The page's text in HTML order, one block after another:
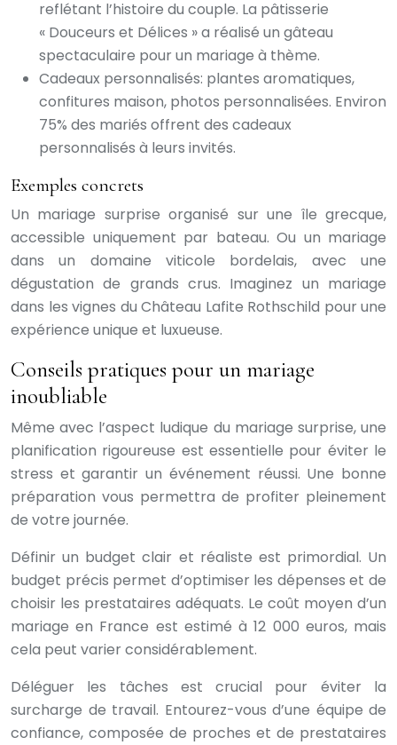
reflétant l’histoire du couple. La pâtisserie
« Douceurs et Délices » a réalisé un gâteau
spectaculaire pour un mariage à thème.
Cadeaux personnalisés: plantes aromatiques,
confitures maison, photos personnalisées. Environ
75% des mariés offrent des cadeaux
personnalisés à leurs invités.
Exemples concrets
Un mariage surprise organisé sur une île grecque,
accessible uniquement par bateau. Ou un mariage
dans un domaine viticole bordelais, avec une
dégustation de grands crus. Imaginez un mariage
dans les vignes du Château Lafite Rothschild pour une
expérience unique et luxueuse.
Conseils pratiques pour un mariage
inoubliable
Même avec l’aspect ludique du mariage surprise, une
planification rigoureuse est essentielle pour éviter le
stress et garantir un événement réussi. Une bonne
préparation vous permettra de profiter pleinement
de votre journée.
Définir un budget clair et réaliste est primordial. Un
budget précis permet d’optimiser les dépenses et de
choisir les prestataires adéquats. Le coût moyen d’un
mariage en France est estimé à 12 000 euros, mais
cela peut varier considérablement.
Déléguer les tâches est crucial pour éviter la
surcharge de travail. Entourez-vous d’une équipe de
confiance, composée de proches et de prestataires